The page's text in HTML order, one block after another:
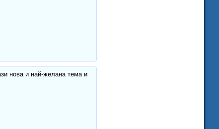
нова и най-желана тема и